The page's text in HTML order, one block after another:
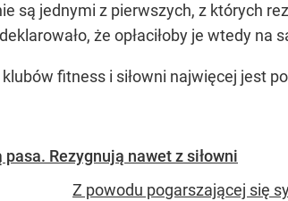
są jednymi z pierwszych, z których
że opłaciłoby je wtedy
fitness i siłowni najwięcej jest
Rezygnują nawet z siłowni
Z powodu pogarszającej się